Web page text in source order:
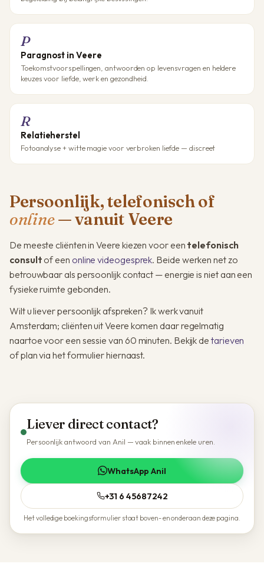
P
Paragnost in Veere
Toekomstvoorspellingen, antwoorden op levensvragen en heldere
keuzes voor liefde, werk en gezondheid.
R
Relatieherstel
Fotoanalyse + witte magie voor verbroken liefde — discreet
Persoonlijk, telefonisch of
online— vanuit Veere
De meeste cliënten in Veere kiezen voor een telefonisch
consult of een online videogesprek. Beide werken net zo
betrouwbaar als persoonlijk contact — energie is niet aan een
fysieke ruimte gebonden.
Wilt u liever persoonlijk afspreken? Ik werk vanuit
Amsterdam; cliënten uit Veere komen daar regelmatig
naartoe voor een sessie van 60 minuten. Bekijk detarieven
of plan via het formulier hiernaast.
Liever direct contact?
Persoonlijk antwoord van Anil — vaak binnen enkele uren.
WhatsApp Anil
+31 6 45687242
Het volledige boekingsformulier staat boven- en onderaan deze pagina.